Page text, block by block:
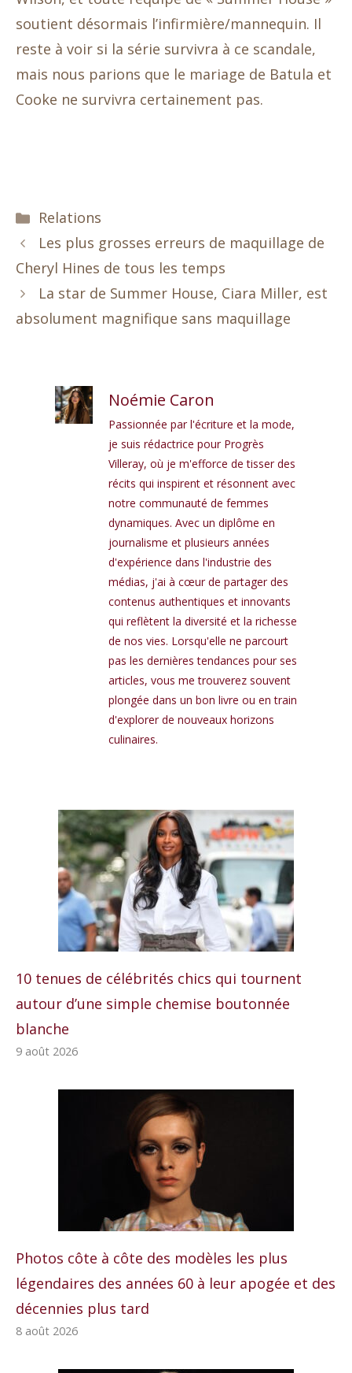
soutient désormais l’infirmière/mannequin. Il
reste à voir si la série survivra à ce scandale,
mais nous parions que le mariage de Batula et
Cooke ne survivra certainement pas.
Catégories
Relations
Les plus grosses erreurs de maquillage de
Cheryl Hines de tous les temps
La star de Summer House, Ciara Miller, est
absolument magnifique sans maquillage
Noémie Caron
Passionnée par l'écriture et la mode,
je suis rédactrice pour Progrès
Villeray, où je m'efforce de tisser des
récits qui inspirent et résonnent avec
notre communauté de femmes
dynamiques. Avec un diplôme en
journalisme et plusieurs années
d'expérience dans l'industrie des
médias, j'ai à cœur de partager des
contenus authentiques et innovants
qui reflètent la diversité et la richesse
de nos vies. Lorsqu'elle ne parcourt
pas les dernières tendances pour ses
articles, vous me trouverez souvent
plongée dans un bon livre ou en train
d'explorer de nouveaux horizons
culinaires.
10 tenues de célébrités chics qui tournent
autour d’une simple chemise boutonnée
blanche
9 août 2026
Photos côte à côte des modèles les plus
légendaires des années 60 à leur apogée et des
décennies plus tard
8 août 2026